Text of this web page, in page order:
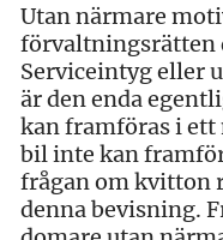
Utan närmare
förvaltningsrätten
Serviceintyg eller
är den enda
kan framföras i ett
bil inte kan
frågan om kvitton
denna bevisning.